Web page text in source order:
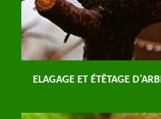
ELAGAGE ET ÉTÊTAGE